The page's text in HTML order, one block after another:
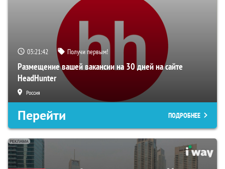
03:21:41 Получи первым!
Размещение вашей вакансии на 30 дней на сайте
HeadHunter
Россия
Перейти ПОДРОБНЕЕ